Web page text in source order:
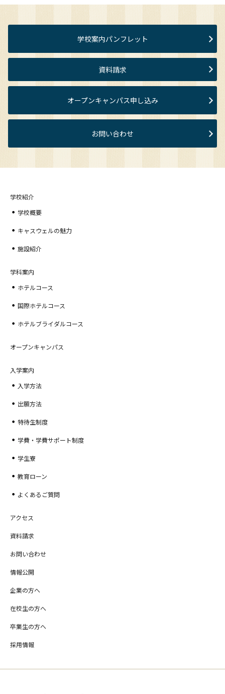
学校案内パンフレット
資料請求
オープンキャンパス申し込み
お問い合わせ
学校紹介
学校概要
キャスウェルの魅力
施設紹介
学科案内
ホテルコース
国際ホテルコース
ホテルブライダルコース
オープンキャンパス
入学案内
入学方法
出願方法
特待生制度
学費・学費サポート制度
学生寮
教育ローン
よくあるご質問
アクセス
資料請求
お問い合わせ
情報公開
企業の方へ
在校生の方へ
卒業生の方へ
採用情報